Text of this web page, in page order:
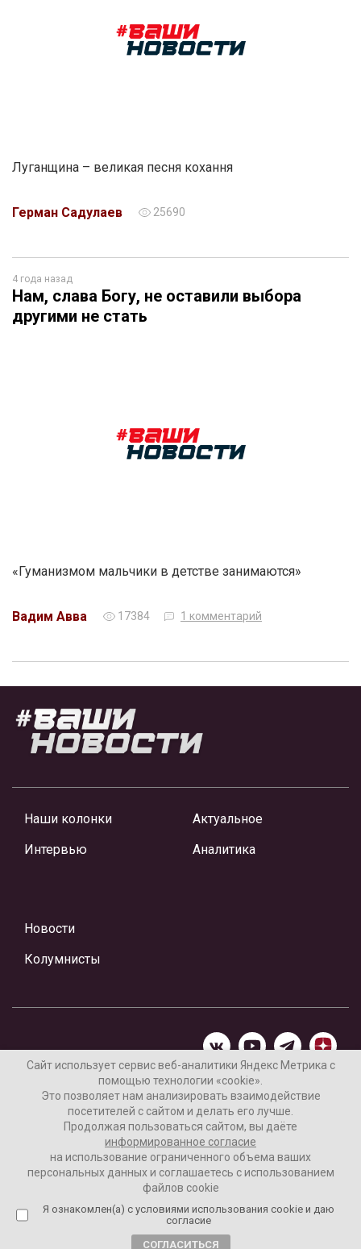
Луганщина – великая песня кохання
Герман Садулаев 25690
4 года назад
Нам, слава Богу, не оставили выбора
другими не стать
«Гуманизмом мальчики в детстве занимаются»
Вадим Авва 17384 1 комментарий
Наши колонки
Интервью
Актуальное
Аналитика
Новости
Колумнисты
Материалы предоставлены редакцией Интернет-газеты
«Ваши новости»
Нашли ошибку? Выделите ее и нажмите Ctrl+Enter
Согласие пользователя на обработку данных
Сайт использует сервис веб-аналитики Яндекс Метрика с
помощью технологии «cookie».
Это позволяет нам анализировать взаимодействие
посетителей с сайтом и делать его лучше.
Продолжая пользоваться сайтом, вы даёте
информированное согласие
на использование ограниченного объема ваших
персональных данных и соглашаетесь с использованием
файлов cookie
Я ознакомлен(а) с условиями использования cookie и даю
согласие
СОГЛАСИТЬСЯ